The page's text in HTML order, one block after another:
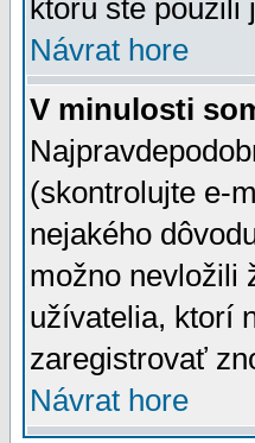
ktorú ste použili
Návrat hore
V minulosti
(skontrolujte e-
nejakého
možno nevložili
užívatelia, ktorí
zaregistrovať
Návrat hore